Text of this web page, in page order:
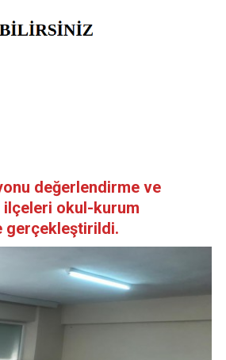
değerlendirme ve
ilçeleri okul-kurum
gerçekleştirildi.